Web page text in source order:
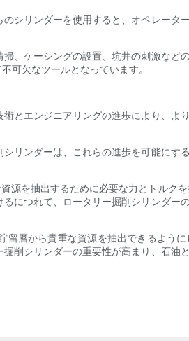
シリンダーを使用すると、オペレータ
、ケーシングの設置、坑井の刺激など
可欠なツールとなっています。
とエンジニアリングの進歩により、よ
リンダーは、これらの進歩を可能にす
源を抽出するために必要な力とトルク
につれて、ロータリー掘削シリンダー
層から貴重な資源を抽出できるよう
削シリンダーの重要性が高まり、石油